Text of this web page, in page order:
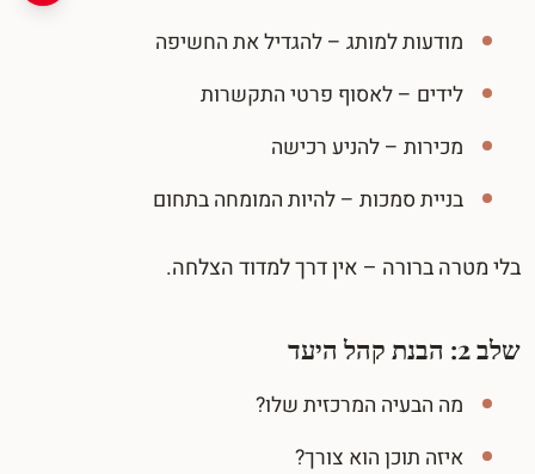
מודעות למותג – להגדיל את החשיפה
לידים – לאסוף פרטי התקשרות
מכירות – להניע רכישה
בניית סמכות – להיות המומחה בתחום
בלי מטרה ברורה – אין דרך למדוד הצלחה.
שלב 2: הבנת קהל היעד
מה הבעיה המרכזית שלו?
איזה תוכן הוא צורך?